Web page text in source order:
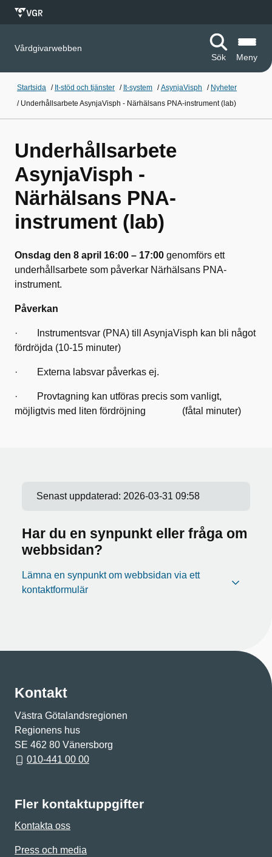
Vårdgivarwebben
Sök
Meny
Startsida / It-stöd och tjänster / It-system /AsynjaVisph / Nyheter
/ Underhållsarbete AsynjaVisph - Närhälsans PNA-instrument (lab)
Underhållsarbete
AsynjaVisph -
Närhälsans PNA-
instrument (lab)
Onsdag den 8 april 16:00 – 17:00 genomförs ett
underhållsarbete som påverkar Närhälsans PNA-
instrument.
Påverkan
· Instrumentsvar (PNA) till AsynjaVisph kan bli något
fördröjda (10-15 minuter)
· Externa labsvar påverkas ej.
· Provtagning kan utföras precis som vanligt,
möjligtvis med liten fördröjning (fåtal minuter)
Senast uppdaterad: 2026-03-31 09:58
Har du en synpunkt eller fråga om
webbsidan?
Lämna en synpunkt om webbsidan via ett
kontaktformulär
Kontakt
Västra Götalandsregionen
Regionens hus
SE 462 80 Vänersborg
010-441 00 00
Fler kontaktuppgifter
Kontakta oss
Press och media